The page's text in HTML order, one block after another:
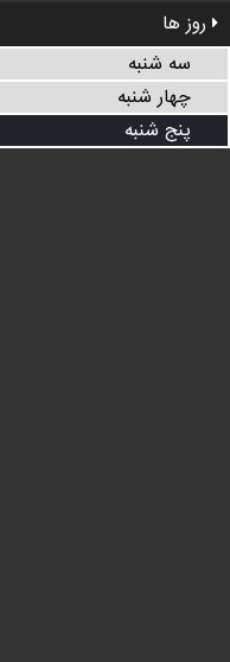
روز ها
سه شنبه
چهار شنبه
پنج شنبه